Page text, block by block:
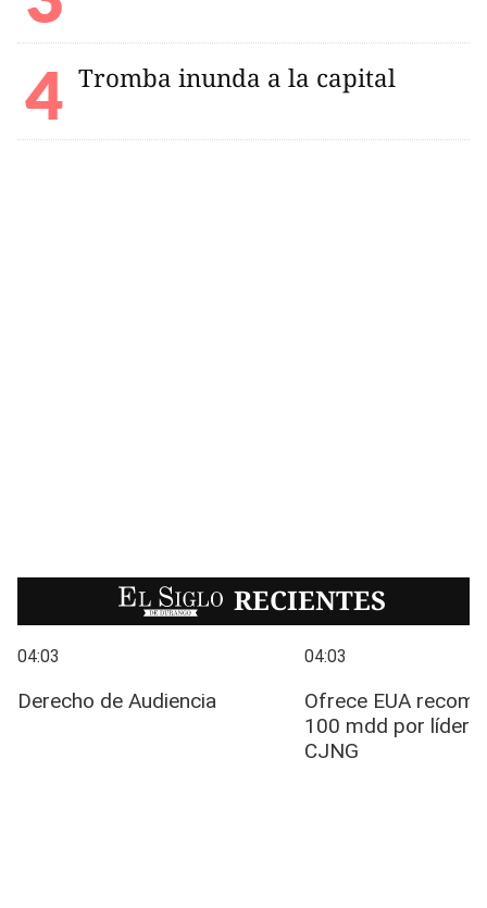
Tromba inunda a la capital
EL SIGLO RECIENTES